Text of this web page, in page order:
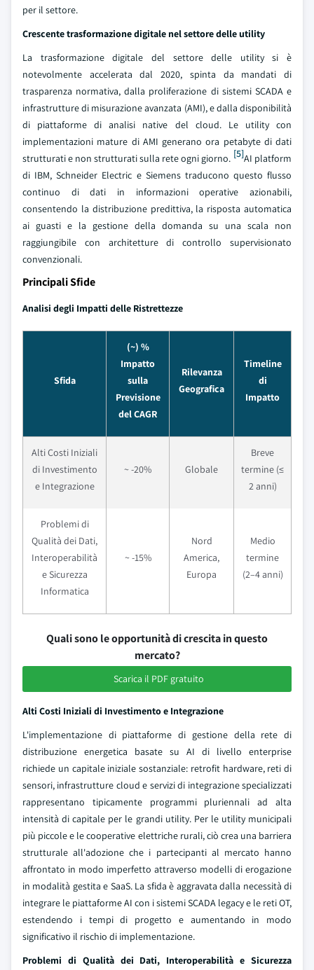
per il settore.
Crescente trasformazione digitale nel settore delle utility
La trasformazione digitale del settore delle utility si è
notevolmente accelerata dal 2020, spinta da mandati di
trasparenza normativa, dalla proliferazione di sistemi SCADA e
infrastrutture di misurazione avanzata (AMI), e dalla disponibilità
di piattaforme di analisi native del cloud. Le utility con
implementazioni mature di AMI generano ora petabyte di dati
strutturati e non strutturati sulla rete ogni giorno. [5]AI platform
di IBM, Schneider Electric e Siemens traducono questo flusso
continuo di dati in informazioni operative azionabili,
consentendo la distribuzione predittiva, la risposta automatica
ai guasti e la gestione della domanda su una scala non
raggiungibile con architetture di controllo supervisionato
convenzionali.
Principali Sfide
Analisi degli Impatti delle Ristrettezze
Sfida
(~) %
Impatto
sulla
Previsione
del CAGR
Rilevanza
Geografica
Timeline
di
Impatto
Alti Costi Iniziali
di Investimento
e Integrazione
~ -20% Globale
Breve
termine (≤
2 anni)
Problemi di
Qualità dei Dati,
Interoperabilità
e Sicurezza
Informatica
~ -15%
Nord
America,
Europa
Medio
termine
(2–4 anni)
Quali sono le opportunità di crescita in questo
mercato?
Scarica il PDF gratuito
Alti Costi Iniziali di Investimento e Integrazione
L'implementazione di piattaforme di gestione della rete di
distribuzione energetica basate su AI di livello enterprise
richiede un capitale iniziale sostanziale: retrofit hardware, reti di
sensori, infrastrutture cloud e servizi di integrazione specializzati
rappresentano tipicamente programmi pluriennali ad alta
intensità di capitale per le grandi utility. Per le utility municipali
più piccole e le cooperative elettriche rurali, ciò crea una barriera
strutturale all'adozione che i partecipanti al mercato hanno
affrontato in modo imperfetto attraverso modelli di erogazione
in modalità gestita e SaaS. La sfida è aggravata dalla necessità di
integrare le piattaforme AI con i sistemi SCADA legacy e le reti OT,
estendendo i tempi di progetto e aumentando in modo
significativo il rischio di implementazione.
Problemi di Qualità dei Dati, Interoperabilità e Sicurezza